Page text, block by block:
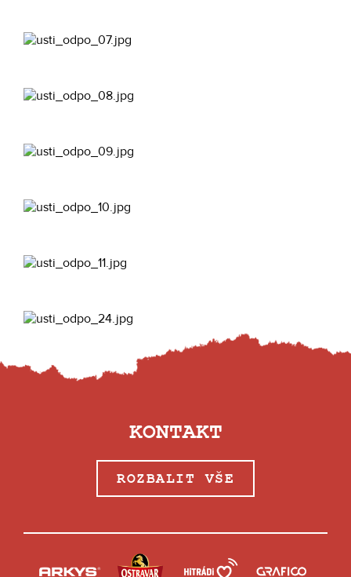
KONTAKT
ROZBALIT VŠE